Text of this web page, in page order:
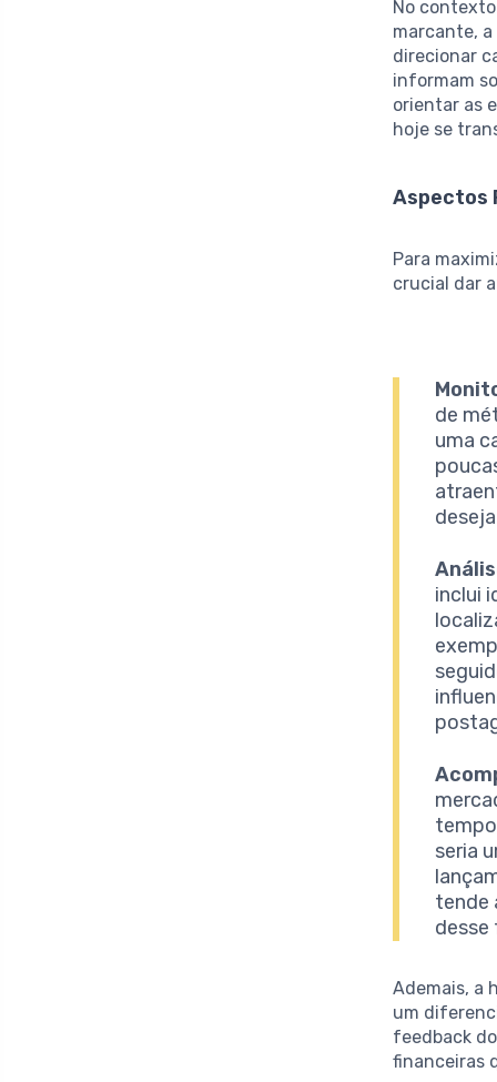
No
marcante,
direcionar
informam
orientar as
hoje se
Aspectos
Para
crucial dar
de
uma
inclui
seria
tende
desse
Ademais, a
um
feedback
financeiras